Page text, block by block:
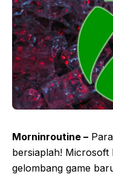
Morninroutine –
bersiaplah! Microsoft
gelombang game